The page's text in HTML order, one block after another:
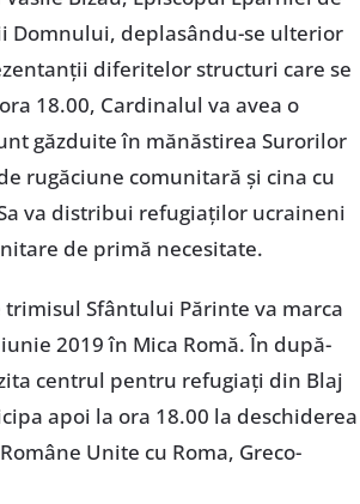
Domnului, deplasându-se ulterior
diferitelor structuri care se
18.00, Cardinalul va avea o
găzduite în mănăstirea Surorilor
rugăciune comunitară și cina cu
va distribui refugiaților ucraineni
de primă necesitate.
trimisul Sfântului Părinte va marca
2019 în Mica Romă. În după-
centrul pentru refugiați din Blaj
apoi la ora 18.00 la deschiderea
Unite cu Roma, Greco-